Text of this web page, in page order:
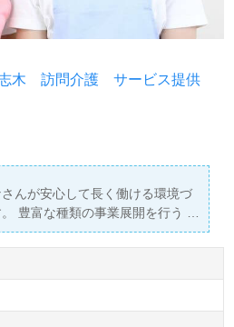
木 訪問介護 サービス提供
んが安心して長く働ける環境づ
豊富な種類の事業展開を行う
に合った求人が見つかるはずで